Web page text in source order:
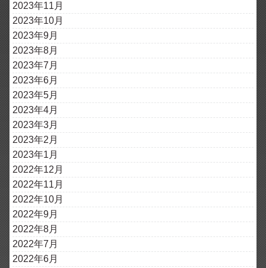
2023年11月
2023年10月
2023年9月
2023年8月
2023年7月
2023年6月
2023年5月
2023年4月
2023年3月
2023年2月
2023年1月
2022年12月
2022年11月
2022年10月
2022年9月
2022年8月
2022年7月
2022年6月